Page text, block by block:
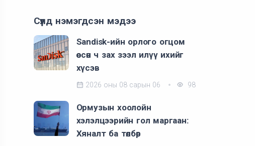
Сүүлд нэмэгдсэн мэдээ
Sandisk-ийн орлого огцом
өссөн ч зах зээл илүү ихийг
хүсэв
2026 оны 08 сарын 06 98
Ормузын хоолойн
хэлэлцээрийн гол маргаан:
Хяналт ба төлбөр